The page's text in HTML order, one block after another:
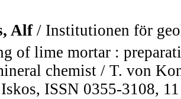
Alf/ Institutionen för
of lime mortar :
chemist / T. von
ISSN 0355-3108,